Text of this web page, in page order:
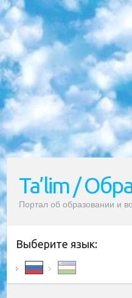
Ta’lim /
Портал об образовании и
Выберите язык: